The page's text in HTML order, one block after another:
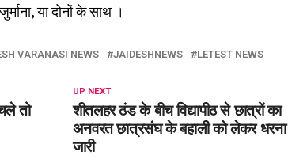
या दोनों के साथ ।
VARANASI NEWS JAIDESHNEWS LETEST NEWS
UP NEXT
शीतलहर ठंड के बीच विद्यापीठ से छात्रों का
अनवरत छात्रसंघ के बहाली को लेकर धरना
जारी
तो